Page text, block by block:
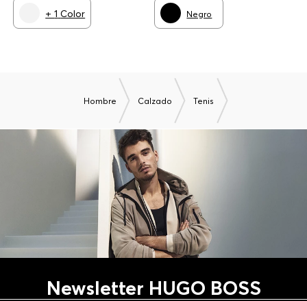
+1 Color Negro
Hombre Calzado Tenis
Newsletter HUGO BOSS